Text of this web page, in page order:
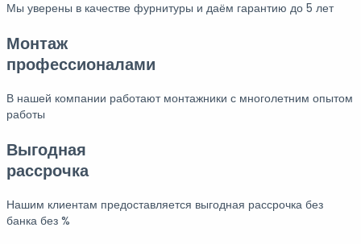
Мы уверены в качестве фурнитуры и даём гарантию до 5 лет
Монтаж
профессионалами
В нашей компании работают монтажники с многолетним опытом
работы
Выгодная
рассрочка
Нашим клиентам предоставляется выгодная рассрочка без
банка без %